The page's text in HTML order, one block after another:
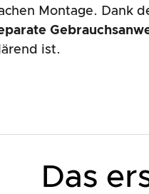
Montage. Dank
ist.
Das